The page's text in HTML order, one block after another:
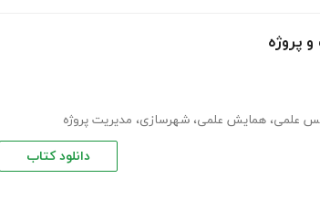
پروژه
علمی، همایش علمی، شهرسازی، مدیریت پروژه
دانلود کتاب